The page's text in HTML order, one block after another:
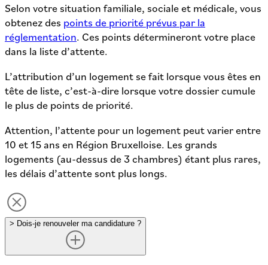
Selon votre situation familiale, sociale et médicale, vous
obtenez des points de priorité prévus par la
réglementation. Ces points détermineront votre place
dans la liste d’attente.
L’attribution d’un logement se fait lorsque vous êtes en
tête de liste, c’est-à-dire lorsque votre dossier cumule
le plus de points de priorité.
Attention, l’attente pour un logement peut varier entre
10 et 15 ans en Région Bruxelloise. Les grands
logements (au-dessus de 3 chambres) étant plus rares,
les délais d’attente sont plus longs.
> Dois-je renouveler ma candidature ?